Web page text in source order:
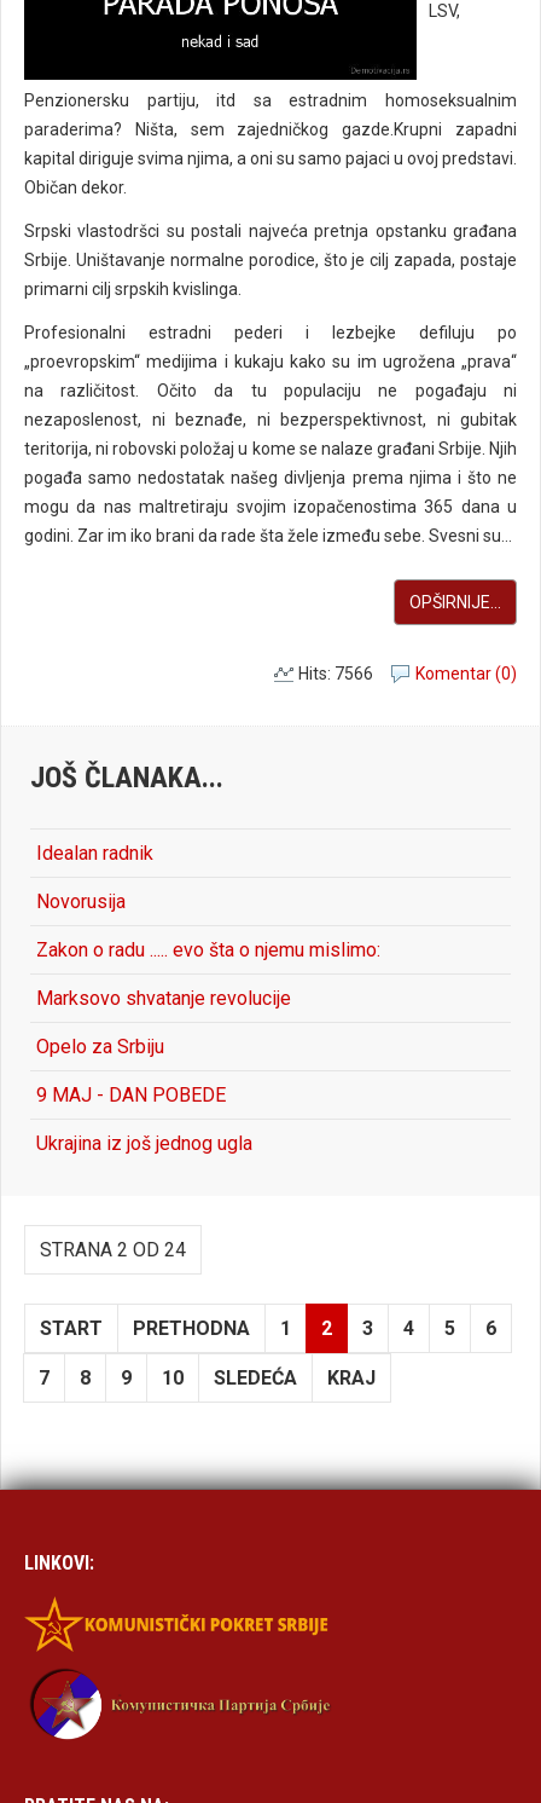
LSV,
Penzionersku partiju, itd sa estradnim homoseksualnim
paraderima? Ništa, sem zajedničkog gazde.Krupni zapadni
kapital diriguje svima njima, a oni su samo pajaci u ovoj predstavi.
Običan dekor.
Srpski vlastodršci su postali najveća pretnja opstanku građana
Srbije. Uništavanje normalne porodice, što je cilj zapada, postaje
primarni cilj srpskih kvislinga.
Profesionalni estradni pederi i lezbejke defiluju po
„proevropskim“ medijima i kukaju kako su im ugrožena „prava“
na različitost. Očito da tu populaciju ne pogađaju ni
nezaposlenost, ni beznađe, ni bezperspektivnost, ni gubitak
teritorija, ni robovski položaj u kome se nalaze građani Srbije. Njih
pogađa samo nedostatak našeg divljenja prema njima i što ne
mogu da nas maltretiraju svojim izopačenostima 365 dana u
godini. Zar im iko brani da rade šta žele između sebe. Svesni su...
OPŠIRNIJE...
Komentar (0)
Hits: 7566
JOŠ ČLANAKA...
Idealan radnik
Novorusija
Zakon o radu ..... evo šta o njemu mislimo:
Marksovo shvatanje revolucije
Opelo za Srbiju
9 MAJ - DAN POBEDE
Ukrajina iz još jednog ugla
STRANA 2 OD 24
START PRETHODNA 1 2 3 4 5 6
7 8 9 10 SLEDEĆA KRAJ
LINKOVI: